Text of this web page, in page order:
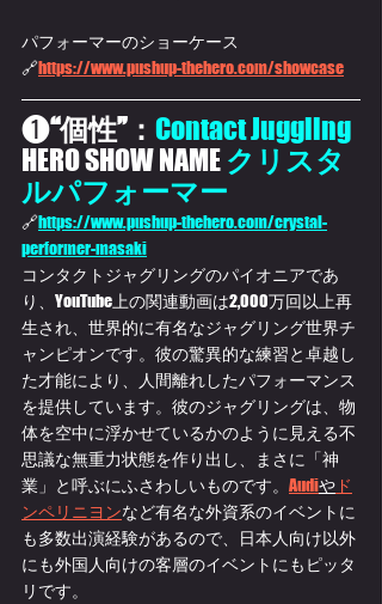
パフォーマーのショーケース
🔗https://www.pushup-thehero.com/showcase
❶“個性”： Contact Juggling
HERO SHOW NAME クリスタ
ルパフォーマー
🔗https://www.pushup-thehero.com/crystal-
performer-masaki
コンタクトジャグリングのパイオニアであ
り、YouTube上の関連動画は2,000万回以上再
生され、世界的に有名なジャグリング世界チ
ャンピオンです。彼の驚異的な練習と卓越し
た才能により、人間離れしたパフォーマンス
を提供しています。彼のジャグリングは、物
体を空中に浮かせているかのように見える不
思議な無重力状態を作り出し、まさに「神
業」と呼ぶにふさわしいものです。 Audiや ド
ンペリニヨンなど有名な外資系のイベントに
も多数出演経験があるので、日本人向け以外
にも外国人向けの客層のイベントにもピッタ
リです。